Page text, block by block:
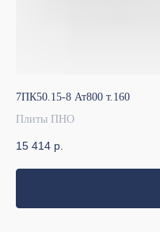
7ПК50.15-8 Ат800 т.160
Плиты ПНО
15 414 р.